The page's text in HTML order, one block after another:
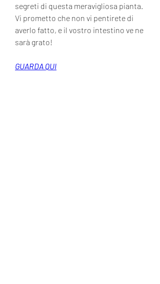
segreti di questa meravigliosa pianta.
Vi prometto che non vi pentirete di
averlo fatto, e il vostro intestino ve ne
sarà grato!
GUARDA QUI